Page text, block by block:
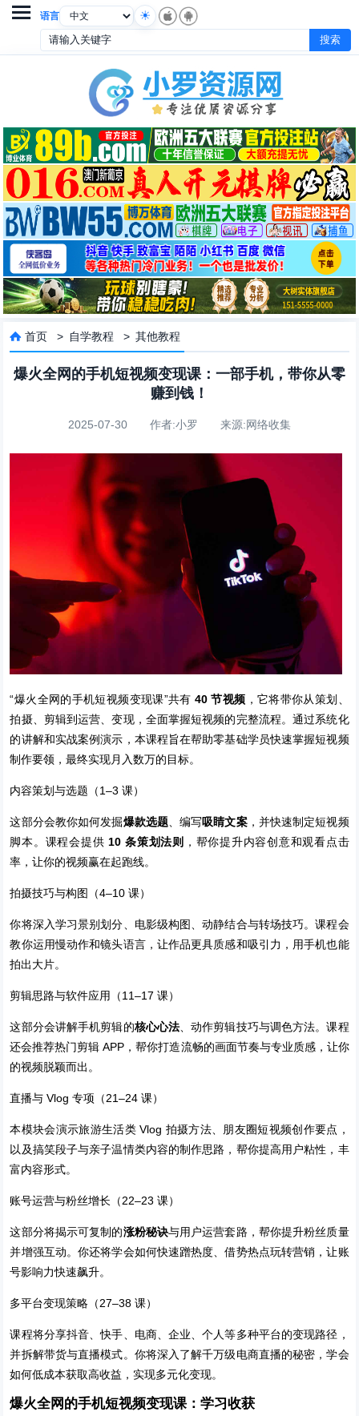
语言

 首页 > 自学教程 >其他教程
爆火全网的手机短视频变现课：一部手机，带你从零
赚到钱！
2025-07-30 作者:小罗 来源:网络收集
“爆火全网的手机短视频变现课”共有40 节视频 ，它将带你从策划、
拍摄、剪辑到运营、变现，全面掌握短视频的完整流程。通过系统化
的讲解和实战案例演示，本课程旨在帮助零基础学员快速掌握短视频
制作要领，最终实现月入数万的目标。
内容策划与选题（1–3 课）
这部分会教你如何发掘爆款选题、编写吸睛文案，并快速制定短视频
脚本。课程会提供10 条策划法则
，帮你提升内容创意和观看点击
率，让你的视频赢在起跑线。
拍摄技巧与构图（4–10 课）
你将深入学习景别划分、电影级构图、动静结合与转场技巧。课程会
教你运用慢动作和镜头语言，让作品更具质感和吸引力，用手机也能
拍出大片。
剪辑思路与软件应用（11–17 课）
这部分会讲解手机剪辑的核心心法、动作剪辑技巧与调色方法。课程
还会推荐热门剪辑 APP，帮你打造流畅的画面节奏与专业质感，让你
的视频脱颖而出。
直播与 Vlog 专项（21–24 课）
本模块会演示旅游生活类 Vlog 拍摄方法、朋友圈短视频创作要点，
以及搞笑段子与亲子温情类内容的制作思路，帮你提高用户粘性，丰
富内容形式。
账号运营与粉丝增长（22–23 课）
这部分将揭示可复制的涨粉秘诀与用户运营套路，帮你提升粉丝质量
并增强互动。你还将学会如何快速蹭热度、借势热点玩转营销，让账
号影响力快速飙升。
多平台变现策略（27–38 课）
课程将分享抖音、快手、电商、企业、个人等多种平台的变现路径，
并拆解带货与直播模式。你将深入了解千万级电商直播的秘密，学会
如何低成本获取高收益，实现多元化变现。
爆火全网的手机短视频变现课：学习收获